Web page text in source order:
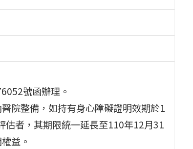
號函辦理。
院整備，如持有身心障礙證明效期於1
估者，其期限統一延長至110年12月31
益。